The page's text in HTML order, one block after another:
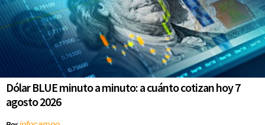
Dólar BLUE minuto a minuto: a cuánto cotizan hoy 7
agosto 2026